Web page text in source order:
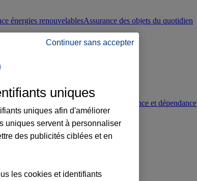
énergies renouvelablesAssurance des objets du quotidien
Conseils prévoyance et dépendance
Continuer sans accepter
uniques
uniques afin d'améliorer
uniques servent à personnaliser
des publicités ciblées et en
les cookies et identifiants